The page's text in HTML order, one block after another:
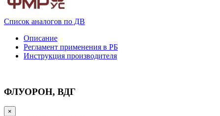
Список аналогов по ДВ
Описание
Регламент применения в РБ
Инструкция производителя
ФЛУОРОН, ВДГ
×